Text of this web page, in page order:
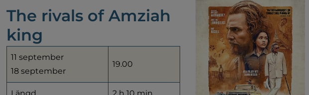
The rivals of Amziah
king
11 september
18 september
19.00